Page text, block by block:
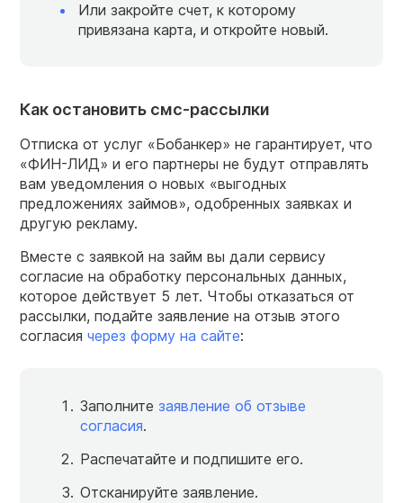
Или закройте счет, к которому
привязана карта, и откройте новый.
Как остановить смс-рассылки
Отписка от услуг «Бобанкер» не гарантирует, что
«ФИН-ЛИД» и его партнеры не будут отправлять
вам уведомления о новых «выгодных
предложениях займов», одобренных заявках и
другую рекламу.
Вместе с заявкой на займ вы дали сервису
согласие на обработку персональных данных,
которое действует 5 лет. Чтобы отказаться от
рассылки, подайте заявление на отзыв этого
согласия через форму на сайте:
Заполните заявление об отзыве
согласия.
Распечатайте и подпишите его.
Отсканируйте заявление.